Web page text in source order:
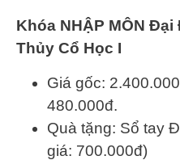
Khóa NHẬP MÔN
Thủy Cổ Học I
Giá gốc:
480.000đ.
Quà tặng: Sổ tay
giá: 700.000đ)